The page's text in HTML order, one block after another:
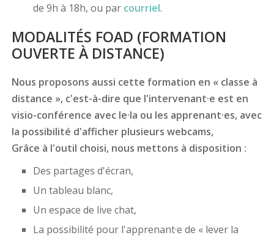
de 9h à 18h, ou par courriel.
MODALITÉS FOAD (FORMATION
OUVERTE À DISTANCE)
Nous proposons aussi cette formation en « classe à
distance », c'est-à-dire que l'intervenant·e est en
visio-conférence avec le·la ou les apprenant·es, avec
la possibilité d'afficher plusieurs webcams,
Grâce à l'outil choisi, nous mettons à disposition :
Des partages d'écran,
Un tableau blanc,
Un espace de live chat,
La possibilité pour l'apprenant·e de « lever la